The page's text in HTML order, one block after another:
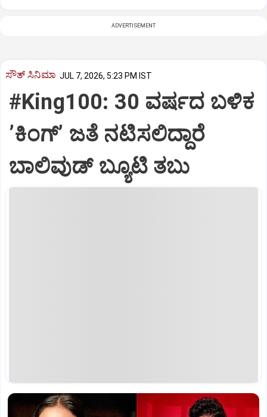
ADVERTISEMENT
ಸೌತ್‌ ಸಿನಿಮಾ JUL 7, 2026, 5:23 PM IST
#King100: 30 ವರ್ಷದ ಬಳಿಕ
ʼಕಿಂಗ್‌ʼ ಜತೆ ನಟಿಸಲಿದ್ದಾರೆ
ಬಾಲಿವುಡ್‌ ಬ್ಯೂಟಿ ತಬು